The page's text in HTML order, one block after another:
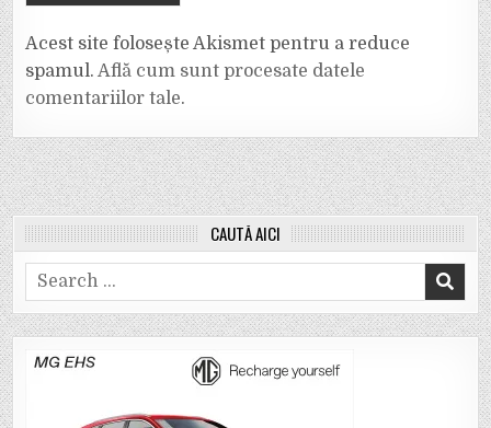
Acest site folosește Akismet pentru a reduce
spamul. Află cum sunt procesate datele
comentariilor tale.
CAUTĂ AICI
Search
for: